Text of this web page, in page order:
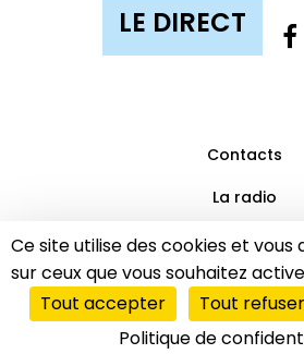
Ce site utilise des cookies et
sur ceux que vous souhaitez
Tout accepter
Tout refuser
Politique de
Contacts
La radio
Mentions
Partenaires
© 2019 Beaub’FM | Tous
LE DIRECT